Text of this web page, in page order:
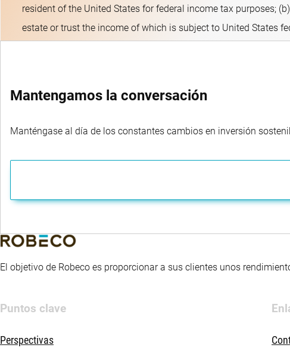
resident of the United States for federal income tax purposes;
estate or trust the income of which is subject to United States
Mantengamos la conversación
Manténgase al día de los constantes cambios en inversión
El objetivo de Robeco es proporcionar a sus clientes unos
Puntos clave
Perspectivas